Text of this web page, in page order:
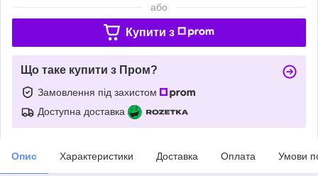
або
Купити з
Що таке купити з Пром?
Замовлення під захистом
Доступна доставка
Опис Характеристики Доставка Оплата Умови